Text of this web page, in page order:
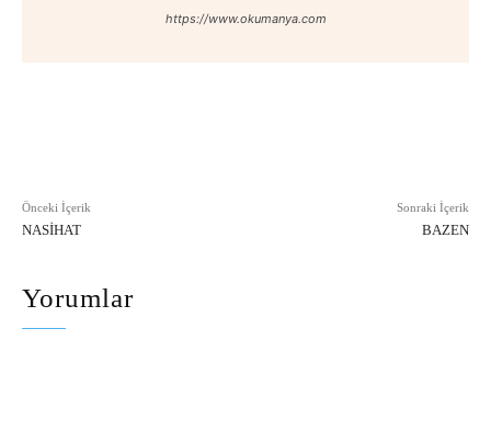
https://www.okumanya.com
Önceki İçerik
NASIHAT
Sonraki İçerik
BAZEN
Yorumlar